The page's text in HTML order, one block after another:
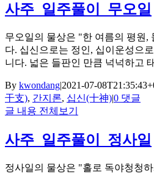
사주_일주풀이_무오일
무오일의 물상은 "한 여름의 평원,
다. 십신으로는 정인, 십이운성으
니다. 넓은 들판인 만큼 넉넉하고
By kwondang|2021-07-
干支), 간지론, 십신(十神)|0 댓글
글 내용 전체보기
사주_일주풀이_정사일
정사일의 물상은 "홀로 독야청청